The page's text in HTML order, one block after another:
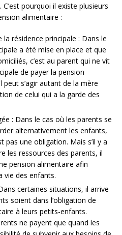
pourquoi il existe plusieurs
alimentaire :
la résidence principale : Dans le
a été mise en place et que
c’est au parent qui ne vit
de payer la pension
s’agir autant de la mère
de celui qui a la garde des
: Dans le cas où les parents se
alternativement les enfants,
pas une obligation. Mais s’il y a
les ressources des parents, il
pension alimentaire afin
vie des enfants.
certaines situations, il arrive
soient dans l’obligation de
à leurs petits-enfants.
ne payent que quand les